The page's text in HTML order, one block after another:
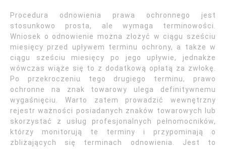
Procedura odnowienia prawa ochronnego jest
stosunkowo prosta, ale wymaga terminowości.
Wniosek o odnowienie można złożyć w ciągu sześciu
miesięcy przed upływem terminu ochrony, a także w
ciągu sześciu miesięcy po jego upływie, jednakże
wówczas wiąże się to z dodatkową opłatą za zwłokę.
Po przekroczeniu tego drugiego terminu, prawo
ochronne na znak towarowy ulega definitywnemu
wygaśnięciu. Warto zatem prowadzić wewnętrzny
rejestr ważności posiadanych znaków towarowych lub
skorzystać z usług profesjonalnych pełnomocników,
którzy monitorują te terminy i przypominają o
zbliżających się terminach odnowienia. Jest to